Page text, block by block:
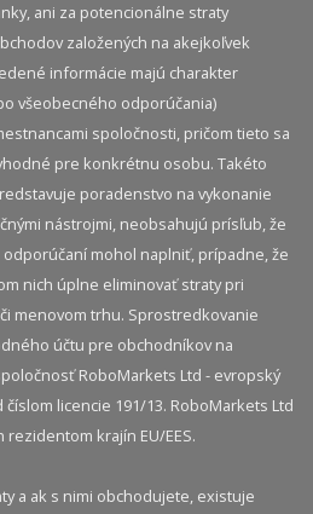
ani za potencionálne straty
založených na akejkoľvek
informácie majú charakter
všeobecného odporúčania)
spoločnosti, pričom tieto sa
pre konkrétnu osobu. Takéto
poradenstvo na vykonanie
nástrojmi, neobsahujú prísľub, že
odporúčaní mohol naplniť, prípadne, že
nich úplne eliminovať straty pri
menovom trhu. Sprostredkovanie
účtu pre obchodníkov na
RoboMarkets Ltd - evropský
číslom licencie 191/13. RoboMarkets Ltd
krajín EU/EES.
a ak s nimi obchodujete, existuje